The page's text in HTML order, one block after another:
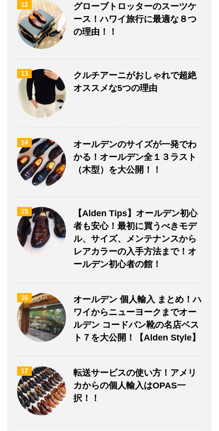
12
グローブトロッターのスーツケ
ース！ハワイ旅行に最適な８つ
の理由！！
13
クルチアーニがおしゃれで超絶
オススメな5つの理由
14
オールデンのサイズが一発でわ
かる！オールデン全１３ラスト
（木型）を大公開！！
15
【Alden Tips】オールデン初心
者も安心！最初に買うべきモデ
ル、サイズ、メンテナンスから
レアカラーの入手方法まで！オ
ールデン初心者の館！
16
オールデン 個人輸入 まとめ！ハ
ワイからニューヨークまでオー
ルデン コードバン靴の名店ベス
ト７を大公開！【Alden Style】
17
転送サービスの使い方！アメリ
カからの個人輸入はOPAS一
択！！